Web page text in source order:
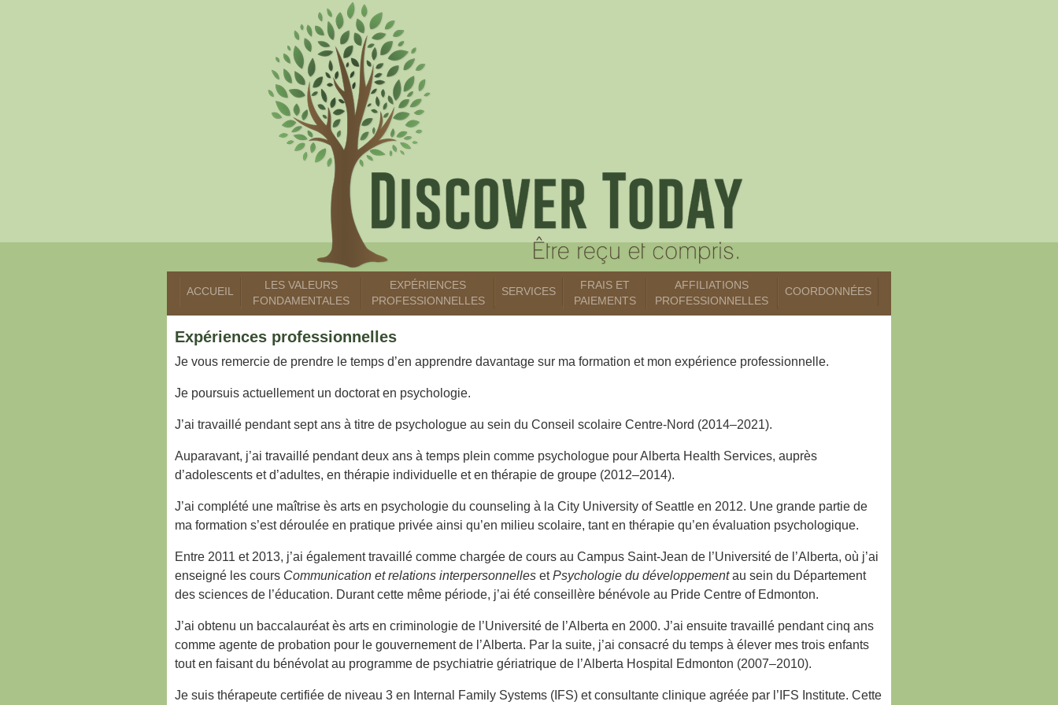
ACCUEIL
LES VALEURS
FONDAMENTALES
EXPÉRIENCES
PROFESSIONNELLES
SERVICES
FRAIS ET
PAIEMENTS
AFFILIATIONS
PROFESSIONNELLES
COORDONNÉES
Expériences professionnelles
Je vous remercie de prendre le temps d’en apprendre davantage sur ma formation et mon expérience professionnelle.
Je poursuis actuellement un doctorat en psychologie.
J’ai travaillé pendant sept ans à titre de psychologue au sein du Conseil scolaire Centre-Nord (2014–2021).
Auparavant, j’ai travaillé pendant deux ans à temps plein comme psychologue pour Alberta Health Services, auprès
d’adolescents et d’adultes, en thérapie individuelle et en thérapie de groupe (2012–2014).
J’ai complété une maîtrise ès arts en psychologie du counseling à la City University of Seattle en 2012. Une grande partie de
ma formation s’est déroulée en pratique privée ainsi qu’en milieu scolaire, tant en thérapie qu’en évaluation psychologique.
Entre 2011 et 2013, j’ai également travaillé comme chargée de cours au Campus Saint-Jean de l’Université de l’Alberta, où j’ai
enseigné les cours Communication et relations interpersonnelles etPsychologie du développementau sein du Département
des sciences de l’éducation. Durant cette même période, j’ai été conseillère bénévole au Pride Centre of Edmonton.
J’ai obtenu un baccalauréat ès arts en criminologie de l’Université de l’Alberta en 2000. J’ai ensuite travaillé pendant cinq ans
comme agente de probation pour le gouvernement de l’Alberta. Par la suite, j’ai consacré du temps à élever mes trois enfants
tout en faisant du bénévolat au programme de psychiatrie gériatrique de l’Alberta Hospital Edmonton (2007–2010).
Je suis thérapeute certifiée de niveau 3 en Internal Family Systems (IFS) et consultante clinique agréée par l’IFS Institute. Cette